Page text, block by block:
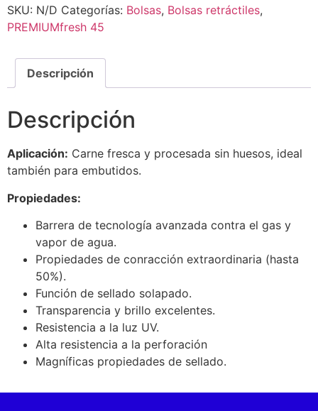
SKU: N/D Categorías: Bolsas, Bolsas retráctiles,
PREMIUMfresh 45
Descripción
Descripción
Aplicación: Carne fresca y procesada sin huesos, ideal
también para embutidos.
Propiedades:
Barrera de tecnología avanzada contra el gas y
vapor de agua.
Propiedades de conracción extraordinaria (hasta
50%).
Función de sellado solapado.
Transparencia y brillo excelentes.
Resistencia a la luz UV.
Alta resistencia a la perforación
Magníficas propiedades de sellado.